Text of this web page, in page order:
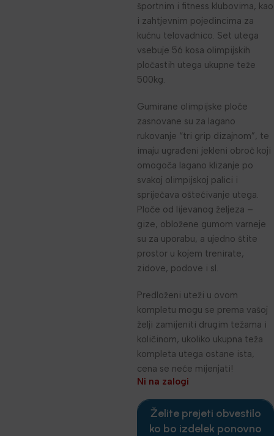
športnim i fitness klubovima, kao
i zahtjevnim pojedincima za
kućnu telovadnico. Set utega
vsebuje 56 kosa olimpijskih
pločastih utega ukupne teže
500kg.
Gumirane olimpijske ploče
zasnovane su za lagano
rukovanje “tri grip dizajnom”, te
imaju ugrađeni jekleni obroč koji
omogoča lagano klizanje po
svakoj olimpijskoj palici i
spriječava oštećivanje utega.
Ploče od lijevanog željeza –
gize, obložene gumom varneje
su za uporabu, a ujedno štite
prostor u kojem trenirate,
zidove, podove i sl.
Predloženi uteži u ovom
kompletu mogu se prema vašoj
želji zamijeniti drugim težama i
količinom, ukoliko ukupna teža
kompleta utega ostane ista,
cena se neće mijenjati!
Ni na zalogi
Želite prejeti obvestilo
ko bo izdelek ponovno